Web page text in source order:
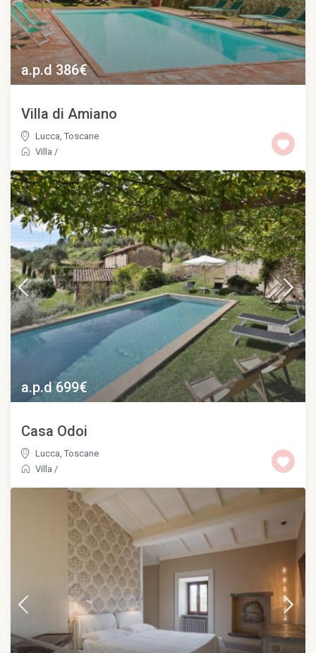
a.p.d 386€
Villa di Amiano
Lucca,Toscane
Villa /
a.p.d 699€
Casa Odoi
Lucca,Toscane
Villa /